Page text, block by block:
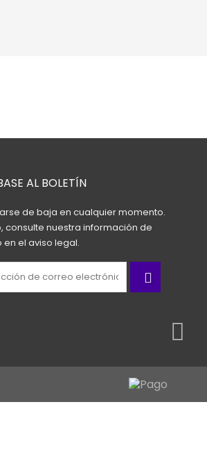
AL BOLETÍN
de baja en cualquier momento.
consulte nuestra información de
el aviso legal.